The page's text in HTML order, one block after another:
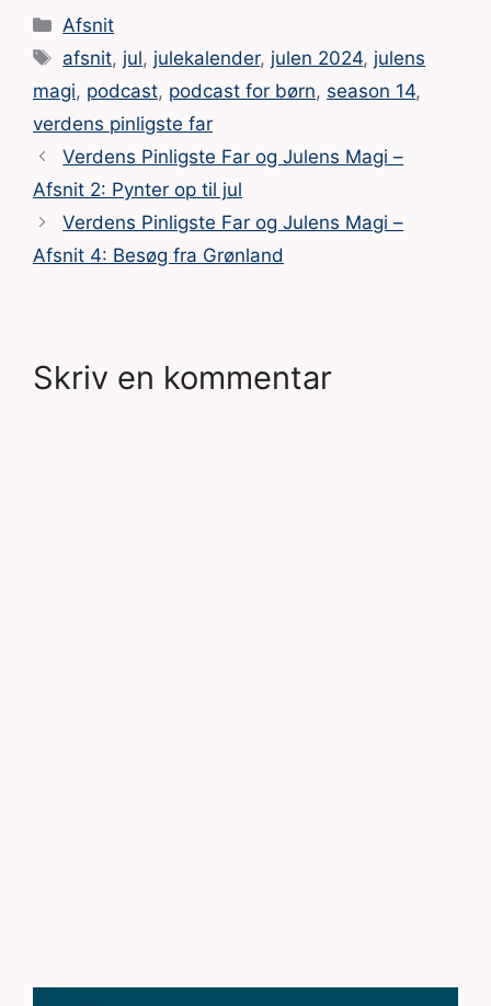
Kategorier
Afsnit
Tags
afsnit, jul, julekalender, julen 2024, julens
magi, podcast, podcast for børn, season 14,
verdens pinligste far
Verdens Pinligste Far og Julens Magi –
Afsnit 2: Pynter op til jul
Verdens Pinligste Far og Julens Magi –
Afsnit 4: Besøg fra Grønland
Skriv en kommentar